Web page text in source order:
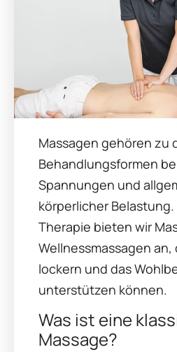
Massagen gehören zu
Behandlungsformen
Spannungen und
körperlicher Belastung.
Therapie bieten wir
Wellnessmassagen
lockern und das
unterstützen können.
Was ist eine
Massage?